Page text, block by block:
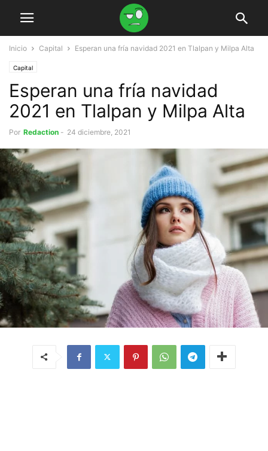
Inicio Capital Esperan una fría navidad 2021 en Tlalpan y Milpa Alta
Capital
Esperan una fría navidad
2021 en Tlalpan y Milpa Alta
Por Redaction - 24 diciembre, 2021